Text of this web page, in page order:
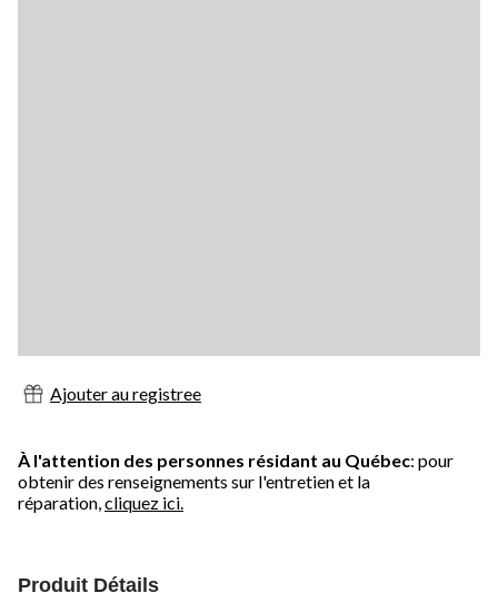
Ajouter au registree
À l'attention des personnes résidant au Québec: pour
obtenir des renseignements sur l'entretien et la
réparation,cliquez ici.
Produit Détails